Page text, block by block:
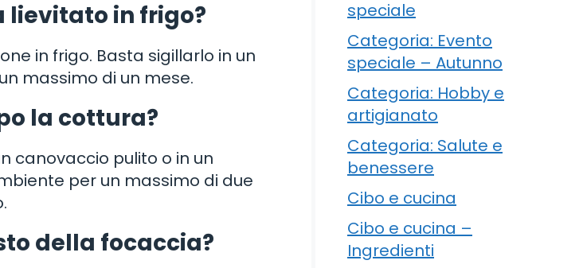
lievitato in frigo?
in frigo. Basta sigillarlo in un
massimo di un mese.
la cottura?
canovaccio pulito o in un
per un massimo di due
della focaccia?
speciale
Categoria: Evento
speciale – Autunno
Categoria: Hobby e
artigianato
Categoria: Salute e
benessere
Cibo e cucina
Cibo e cucina –
Ingredienti